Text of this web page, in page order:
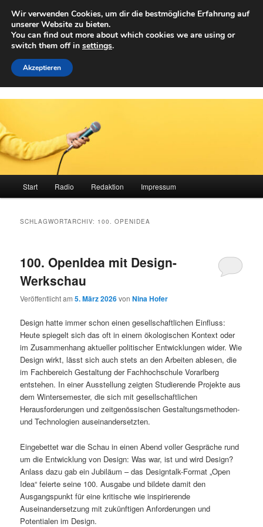
primären
Inhalt
springen
sekundären
Inhalt
springenAchwelle
Campus Medien der Fachhochschule Vorarlberg
Start Radio Redaktion Impressum
SCHLAGWORTARCHIV: 100. OPENIDEA
100. OpenIdea mit Design-
Werkschau
Veröffentlicht am5. März 2026vonNina Hofer
Design hatte immer schon einen gesellschaftlichen Einfluss:
Heute spiegelt sich das oft in einem ökologischen Kontext oder
im Zusammenhang aktueller politischer Entwicklungen wider. Wie
Design wirkt, lässt sich auch stets an den Arbeiten ablesen, die
im Fachbereich Gestaltung der Fachhochschule Vorarlberg
entstehen. In einer Ausstellung zeigten Studierende Projekte aus
dem Wintersemester, die sich mit gesellschaftlichen
Herausforderungen und zeitgenössischen Gestaltungsmethoden-
und Technologien auseinandersetzten.
Eingebettet war die Schau in einen Abend voller Gespräche rund
um die Entwicklung von Design: Was war, ist und wird Design?
Anlass dazu gab ein Jubiläum – das Designtalk-Format „Open
Idea“ feierte seine 100. Ausgabe und bildete damit den
Ausgangspunkt für eine kritische wie inspirierende
Auseinandersetzung mit zukünftigen Anforderungen und
Potentialen im Design.
Wir verwenden Cookies, um dir die bestmögliche Erfahrung auf
unserer Website zu bieten.
You can find out more about which cookies we are using or
switch them off in settings.
Akzeptieren